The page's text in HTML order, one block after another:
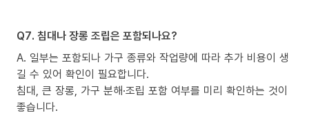
Q7. 침대나 장롱 조립은 포함되나요?
A. 일부는 포함되나 가구 종류와 작업량에 따라 추가 비용이 생
길 수 있어 확인이 필요합니다.
침대, 큰 장롱, 가구 분해·조립 포함 여부를 미리 확인하는 것이
좋습니다.